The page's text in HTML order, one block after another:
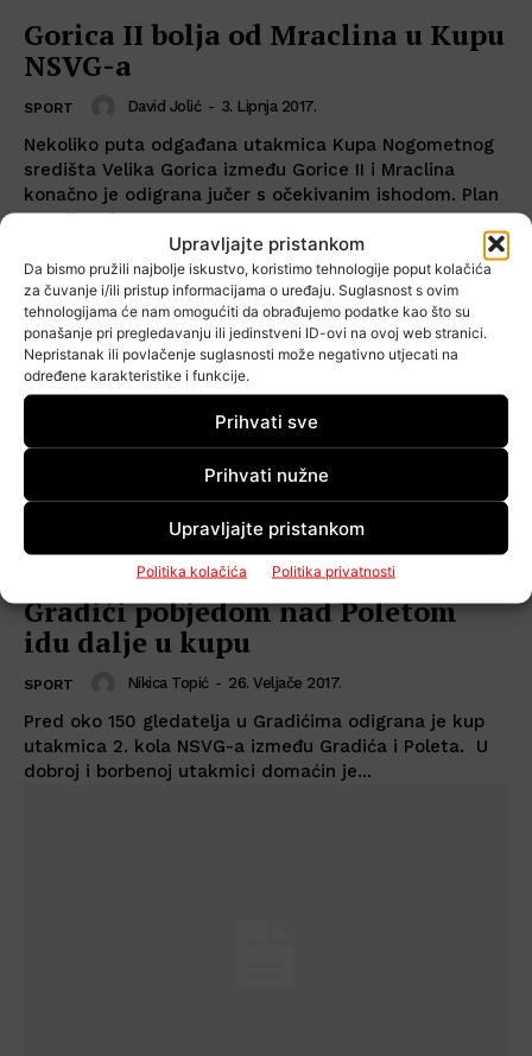
Upravljajte pristankom
Da bismo pružili najbolje iskustvo, koristimo tehnologije poput kolačića
za čuvanje i/ili pristup informacijama o uređaju. Suglasnost s ovim
tehnologijama će nam omogućiti da obrađujemo podatke kao što su
ponašanje pri pregledavanju ili jedinstveni ID-ovi na ovoj web stranici.
Nepristanak ili povlačenje suglasnosti može negativno utjecati na
određene karakteristike i funkcije.
Prihvati sve
Prihvati nužne
Upravljajte pristankom
Politika kolačića Politika privatnosti
Gorica II bolja od Mraclina u Kupu
NSVG-a
SPORT David Jolić - 3. Lipnja 2017.
Nekoliko puta odgađana utakmica Kupa Nogometnog
središta Velika Gorica između Gorice II i Mraclina
konačno je odigrana jučer s očekivanim ishodom. Plan
Mraclina da...
Gradići pobjedom nad Poletom
idu dalje u kupu
SPORT Nikica Topić - 26. Veljače 2017.
Pred oko 150 gledatelja u Gradićima odigrana je kup
utakmica 2. kola NSVG-a između Gradića i Poleta. U
dobroj i borbenoj utakmici domaćin je...